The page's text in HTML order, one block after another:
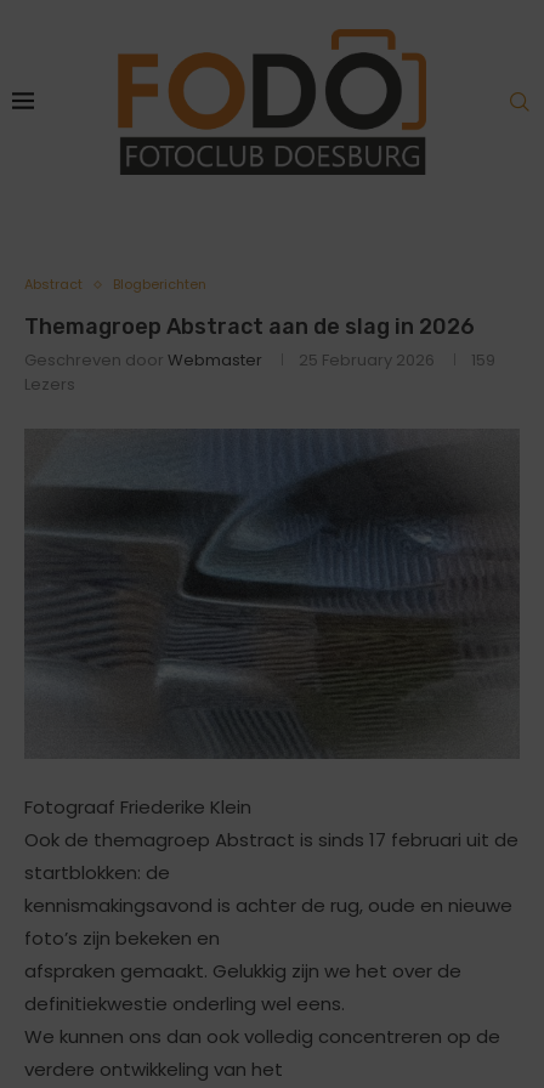
Abstract Blogberichten
Themagroep Abstract aan de slag in 2026
Geschreven door Webmaster 25 February 2026
159
Lezers
Fotograaf Friederike Klein
Ook de themagroep Abstract is sinds 17 februari uit de
startblokken: de
kennismakingsavond is achter de rug, oude en nieuwe
foto’s zijn bekeken en
afspraken gemaakt. Gelukkig zijn we het over de
definitiekwestie onderling wel eens.
We kunnen ons dan ook volledig concentreren op de
verdere ontwikkeling van het